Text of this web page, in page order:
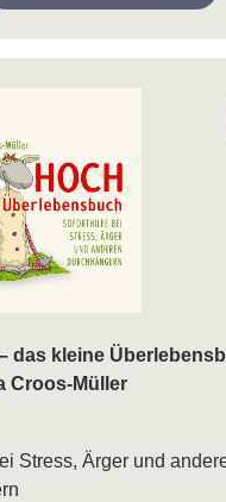
das kleine
Croos-Müller
Stress, Ärger und